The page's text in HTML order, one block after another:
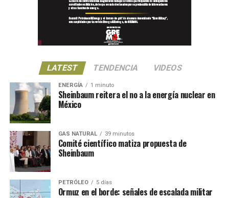
LATEST TENDENCIA VIDEOS
ENERGÍA 1 minuto
Sheinbaum reitera el no a la energía nuclear en
México
GAS NATURAL 39 minutos
Comité científico matiza propuesta de
Sheinbaum
PETRÓLEO 5 días
Ormuz en el borde: señales de escalada militar